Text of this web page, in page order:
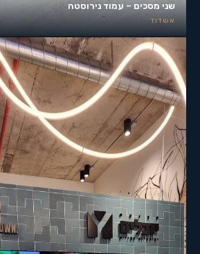
שני מסכים – עמוד נירוסטה
אשדוד